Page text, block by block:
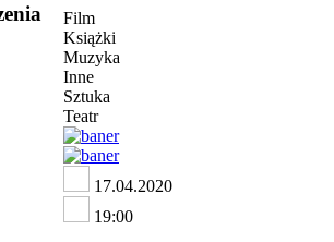
Film
Książki
Muzyka
Inne
Sztuka
Teatr
17.04.2020
19:00